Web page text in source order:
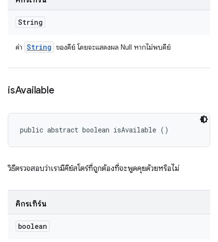
String
ค่า String ของคีย์ โดยจะแสดงผล Null หากไม่พบคีย์
isAvailable
public abstract boolean isAvailable ()
วิธีตรวจสอบว่าเรามีคีย์สโตร์ที่ถูกต้องที่จะพูดคุยด้วยหรือไม่
คิกรีเทิร์น
boolean